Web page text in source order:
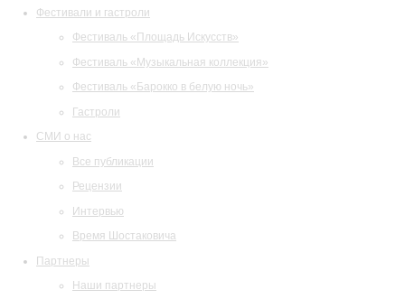
Фестивали и гастроли
Фестиваль «Площадь Искусств»
Фестиваль «Музыкальная коллекция»
Фестиваль «Барокко в белую ночь»
Гастроли
СМИ о нас
Все публикации
Рецензии
Интервью
Время Шостаковича
Партнеры
Наши партнеры